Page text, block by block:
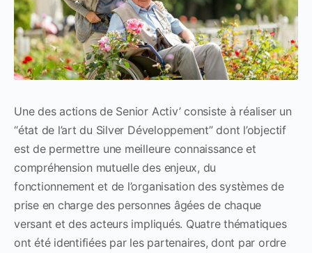
Une des actions de Senior Activ’ consiste à réaliser un
“état de l’art du Silver Développement” dont l’objectif
est de permettre une meilleure connaissance et
compréhension mutuelle des enjeux, du
fonctionnement et de l’organisation des systèmes de
prise en charge des personnes âgées de chaque
versant et des acteurs impliqués. Quatre thématiques
ont été identifiées par les partenaires, dont par ordre